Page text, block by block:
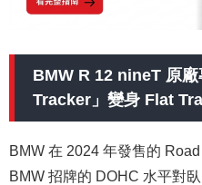
BMW R 12 nineT 原廠
Tracker」變身 Flat
BMW 在 2024 年發售的
BMW 招牌的 DOHC 水平對